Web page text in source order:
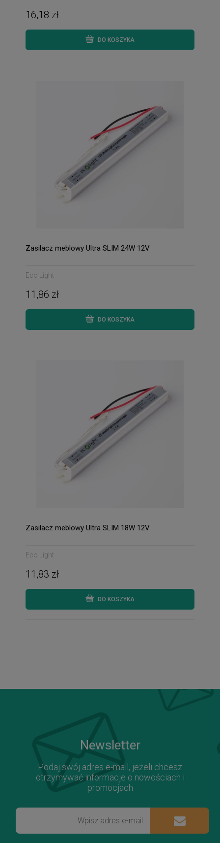
16,18 zł
DO KOSZYKA
Zasilacz meblowy Ultra SLIM 24W 12V
Eco Light
11,86 zł
DO KOSZYKA
Zasilacz meblowy Ultra SLIM 18W 12V
Eco Light
11,83 zł
DO KOSZYKA
Newsletter
Podaj swój adres e-mail, jeżeli chcesz
otrzymywać informacje o nowościach i
promocjach